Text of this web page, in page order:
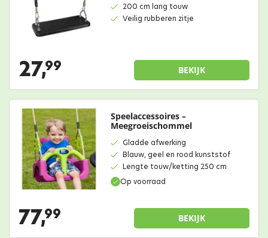
200 cm lang touw
Veilig rubberen zitje
27,99 BEKIJK
Op voorraad
Speelaccessoires –
Meegroeischommel
Gladde afwerking
Blauw, geel en rood kunststof
Lengte touw/ketting 250 cm
77,99 BEKIJK